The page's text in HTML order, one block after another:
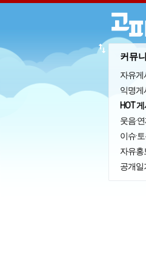
커뮤
자유게
익명게
HOT
웃음·
이슈·
자유홍
공개일
import_export